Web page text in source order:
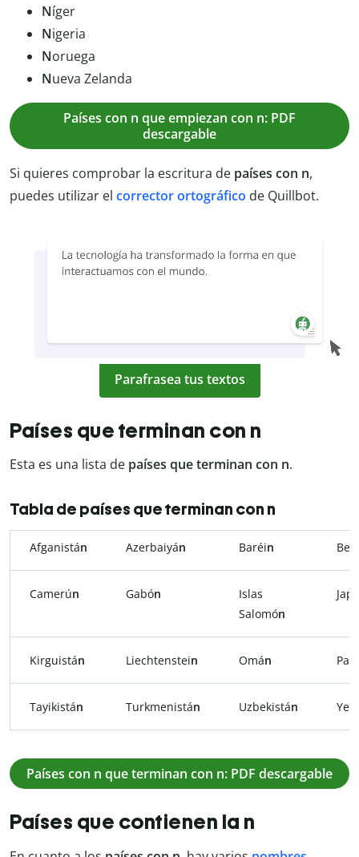
Níger
Nigeria
Noruega
Nueva Zelanda
Países con n que empiezan con n: PDF
descargable
Si quieres comprobar la escritura de países con n,
puedes utilizar el corrector ortográfico de Quillbot.
Parafrasea tus textos
Países que terminan con n
Esta es una lista de países que terminan con n.
Tabla de países que terminan con n
Afganistán Azerbaiyán Baréin
Camerún Gabón
Islas
Salomón
Japó
Kirguistán Liechtenstein Omán
Tayikistán Turkmenistán Uzbekistán
Países con n que terminan con n: PDF descargable
Países que contienen la n